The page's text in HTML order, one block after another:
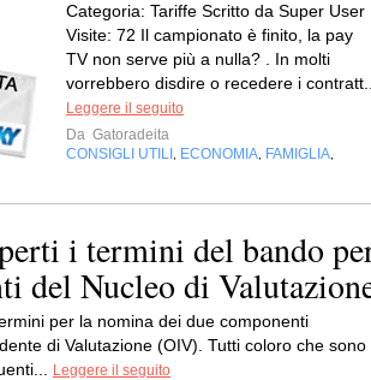
Categoria: Tariffe Scritto da Super User
Visite: 72 Il campionato è finito, la pay
TV non serve più a nulla? . In molti
vorrebbero disdire o recedere i
Leggere il seguito
Da Gatoradeita
CONSIGLI UTILI
ECONOMIA FAMIGLIA
i termini del bando
del Nucleo di
per la nomina dei due componenti
di Valutazione (OIV). Tutti coloro che sono
Leggere il seguito